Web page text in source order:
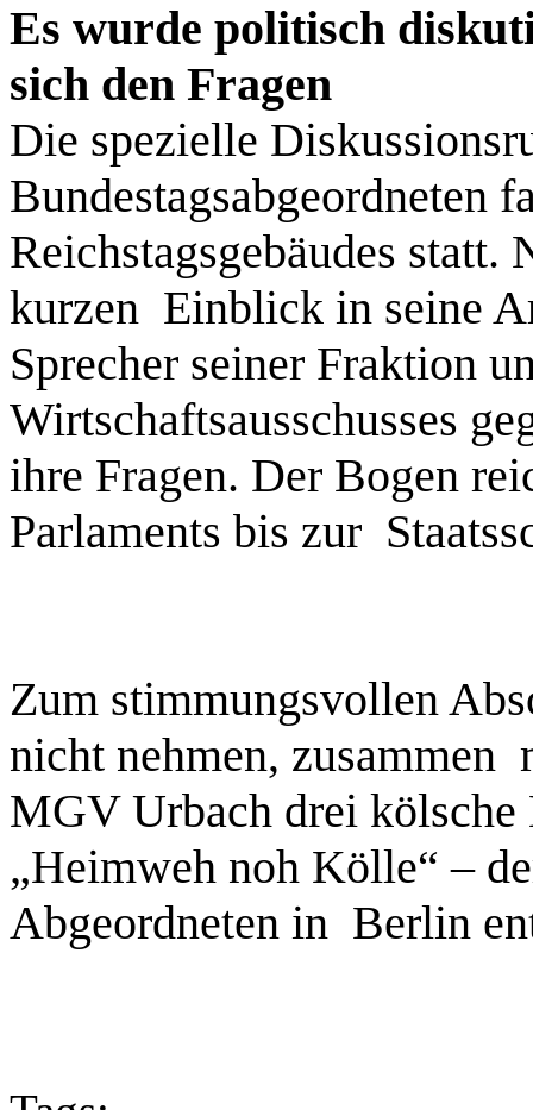
Es wurde politisch
sich den Fragen
Die spezielle
Bundestagsabgeordneten
Reichstagsgebäudes
kurzen Einblick in seine
Sprecher seiner Fraktion
Wirtschaftsausschusses
ihre Fragen. Der Bogen
Parlaments bis zur
Zum stimmungsvollen
nicht nehmen,
MGV Urbach drei
„Heimweh noh Kölle“ –
Abgeordneten in Berlin